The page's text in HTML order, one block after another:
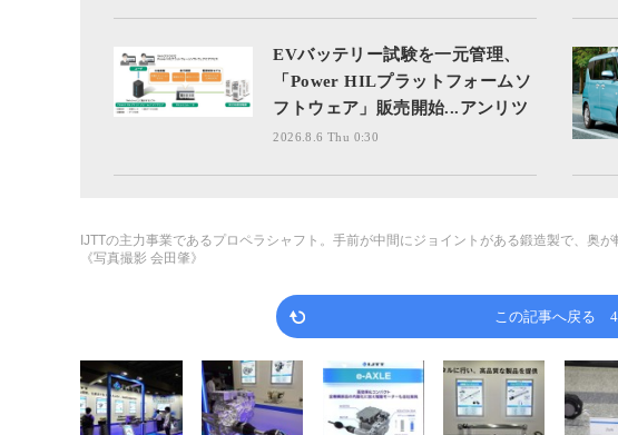
EVバッテリー試験を一元管理、
「Power HILプラットフォームソ
フトウェア」販売開始...アンリツ
2026.8.6 Thu 0:30
《写真撮影 会田肇》
IJTTの主力事業であるプロペラシャフト。手前が中間にジョイントがある鍛造製で、奥
この記事へ戻る